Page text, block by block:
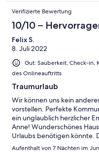
freundlich, unkompliziert
gerne wieder!
Verifizierte Bewertung
10/10 –
Felix S.
8. Juli 2022
Gut: Sauberkeit, Check-in,
des Onlineauftritts
Traumurlaub
Wir können uns kein
vorstellen. Perfekte
ein unglaublich herzlicher
Anne! Wunderschönes
Urlaubs benötigen könnte.
direkt von der Terasse den
Aufenthalt von 7 Nächten im